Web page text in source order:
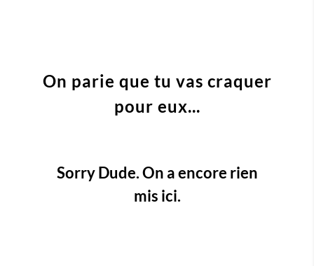
On parie que tu vas craquer
pour eux...
Sorry Dude. On a encore rien
mis ici.